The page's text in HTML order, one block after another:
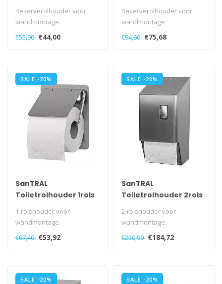
Reserverolhouder voor
wandmontage.
€55,00 €44,00
Reserverolhouder voor
wandmontage.
toiletrollen.
€94,60 €75,68
SALE -20%
SanTRAL
Toiletrolhouder 1rols
1-rolshouder voor
wandmontage.
Met RVS beugel.
€67,40 €53,92
SALE -20%
SanTRAL
Toiletrolhouder 2rols
2-rolshouder voor
wandmontage.
Met automatische
toiletrolwisseling.
€230,90 €184,72
SALE -20% SALE -20%